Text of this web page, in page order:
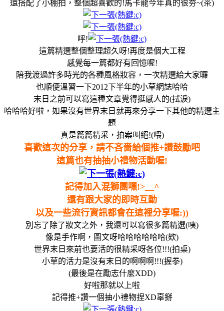
還搭配了小棚拍，整個超喜歡的!馬卡龍今年真的很夯~(茶)
呼!
這篇精選整個整理超久呀!再度是個大工程
感覺每一篇都好有回憶喔!
陪我渡過許多時光的各種風格妝容，一次精選給大家囉
也順便溫習一下2012下半年的小草網誌哈哈
末日之前可以寫這種文章覺得挺感人的(拭淚)
哈哈哈好啦，如果沒有世界末日就再來分享一下其他的精選主
題
真是篇篇精采，拍案叫絕!(喂)
喜歡這次的分享，請不吝嗇給個推+讚鼓勵吧
這篇也有抽抽小禮物活動喔!
記得加入混獅團嘿!>__^
還有跟大家的即時互動
以及一些流行資訊都會在這裡分享喔:))
別忘了除了妝文之外，我還可以寫很多篇精選(咦)
像是手作啊，圖文呀哈哈哈哈哈哈(欸)
世界末日來前也要活的很精采呀各位!!!(拍桌)
小草的活力是沒有末日的啊啊啊!!!(握拳)
(最後是在勵志什麼XDD)
好啦那就以上啦
記得推+讚一個抽小禮物捏XD辜掰